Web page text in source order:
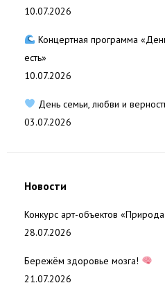
10.07.2026
Концертная программа
есть»
10.07.2026
День семьи, любви и
03.07.2026
Новости
Конкурс арт-объектов
28.07.2026
Бережём здоровье мозга!
21.07.2026